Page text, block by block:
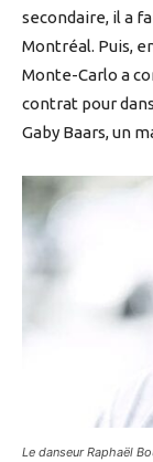
secondaire, il a
Montréal. Puis,
Monte-Carlo a
contrat pour
Gaby Baars, un
Le danseur Raphaël